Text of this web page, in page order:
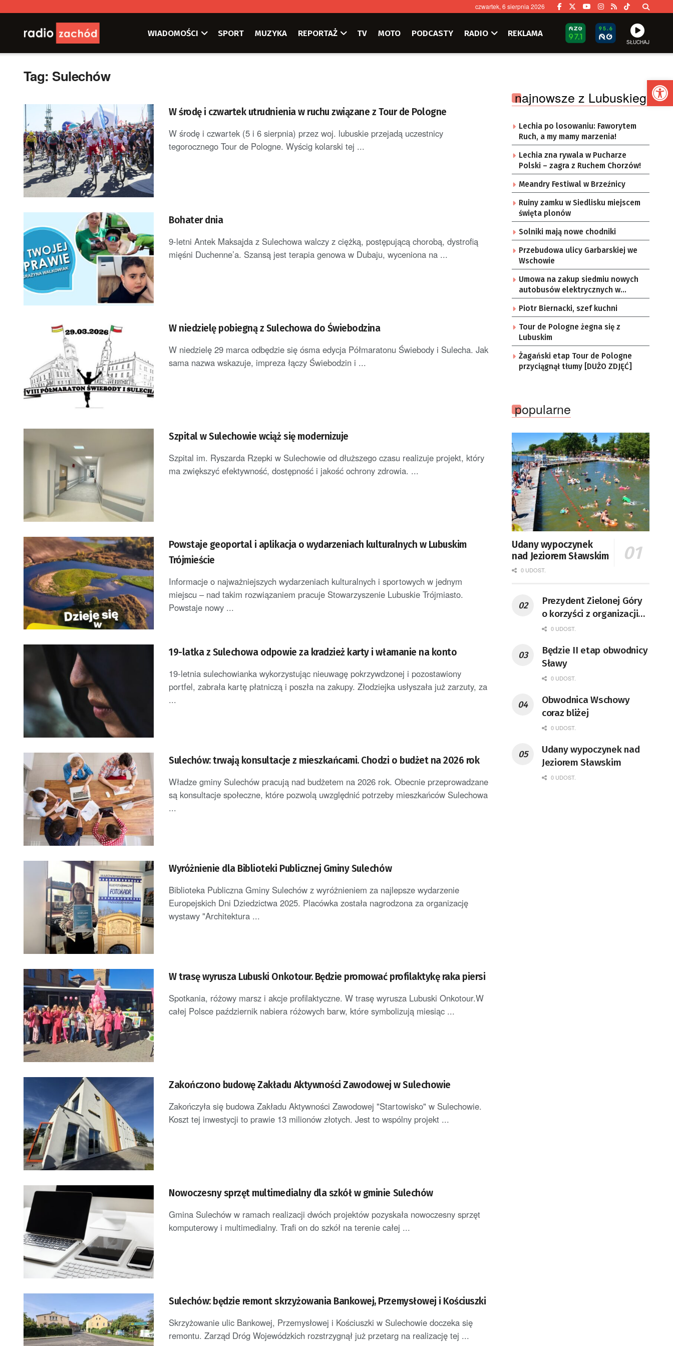
czwartek, 6 sierpnia 2026
WIADOMOŚCI SPORT MUZYKA REPORTAŻ TV MOTO PODCASTY RADIO REKLAMA
SŁUCHAJ
Tag: Sulechów
W środę i czwartek utrudnienia w ruchu związane z Tour de Pologne
W środę i czwartek (5 i 6 sierpnia) przez woj. lubuskie przejadą uczestnicy
tegorocznego Tour de Pologne. Wyścig kolarski tej ...
Bohater dnia
9-letni Antek Maksajda z Sulechowa walczy z ciężką, postępującą chorobą, dystrofią
mięśni Duchenne’a. Szansą jest terapia genowa w Dubaju, wyceniona na ...
W niedzielę pobiegną z Sulechowa do Świebodzina
W niedzielę 29 marca odbędzie się ósma edycja Półmaratonu Świebody i Sulecha. Jak
sama nazwa wskazuje, impreza łączy Świebodzin i ...
Szpital w Sulechowie wciąż się modernizuje
Szpital im. Ryszarda Rzepki w Sulechowie od dłuższego czasu realizuje projekt, który
ma zwiększyć efektywność, dostępność i jakość ochrony zdrowia. ...
Powstaje geoportal i aplikacja o wydarzeniach kulturalnych w Lubuskim
Trójmieście
Informacje o najważniejszych wydarzeniach kulturalnych i sportowych w jednym
miejscu – nad takim rozwiązaniem pracuje Stowarzyszenie Lubuskie Trójmiasto.
Powstaje nowy ...
19-latka z Sulechowa odpowie za kradzież karty i włamanie na konto
19-letnia sulechowianka wykorzystując nieuwagę pokrzywdzonej i pozostawiony
portfel, zabrała kartę płatniczą i poszła na zakupy. Złodziejka usłyszała już zarzuty, za
...
Sulechów: trwają konsultacje z mieszkańcami. Chodzi o budżet na 2026 rok
Władze gminy Sulechów pracują nad budżetem na 2026 rok. Obecnie przeprowadzane
są konsultacje społeczne, które pozwolą uwzględnić potrzeby mieszkańców Sulechowa
...
Wyróżnienie dla Biblioteki Publicznej Gminy Sulechów
Biblioteka Publiczna Gminy Sulechów z wyróżnieniem za najlepsze wydarzenie
Europejskich Dni Dziedzictwa 2025. Placówka została nagrodzona za organizację
wystawy "Architektura ...
W trasę wyrusza Lubuski Onkotour. Będzie promować profilaktykę raka piersi
Spotkania, różowy marsz i akcje profilaktyczne. W trasę wyrusza Lubuski Onkotour.W
całej Polsce październik nabiera różowych barw, które symbolizują miesiąc ...
Zakończono budowę Zakładu Aktywności Zawodowej w Sulechowie
Zakończyła się budowa Zakładu Aktywności Zawodowej "Startowisko" w Sulechowie.
Koszt tej inwestycji to prawie 13 milionów złotych. Jest to wspólny projekt ...
Nowoczesny sprzęt multimedialny dla szkół w gminie Sulechów
Gmina Sulechów w ramach realizacji dwóch projektów pozyskała nowoczesny sprzęt
komputerowy i multimedialny. Trafi on do szkół na terenie całej ...
Sulechów: będzie remont skrzyżowania Bankowej, Przemysłowej i Kościuszki
Skrzyżowanie ulic Bankowej, Przemysłowej i Kościuszki w Sulechowie doczeka się
remontu. Zarząd Dróg Wojewódzkich rozstrzygnął już przetarg na realizację tej ...
najnowsze z Lubuskiego
Lechia po losowaniu: Faworytem
Ruch, a my mamy marzenia!
Lechia zna rywala w Pucharze
Polski – zagra z Ruchem Chorzów!
Meandry Festiwal w Brzeźnicy
Ruiny zamku w Siedlisku miejscem
święta plonów
Solniki mają nowe chodniki
Przebudowa ulicy Garbarskiej we
Wschowie
Umowa na zakup siedmiu nowych
autobusów elektrycznych w
Zielonej Górze
Piotr Biernacki, szef kuchni
Tour de Pologne żegna się z
Lubuskim
Żagański etap Tour de Pologne
przyciągnął tłumy [DUŻO ZDJĘĆ]
popularne
Udany wypoczynek
nad Jeziorem Sławskim
0 UDOST.
Prezydent Zielonej Góry
o korzyści z organizacji
mety Tour de Pologne
0 UDOST.
Będzie II etap obwodnicy
Sławy
0 UDOST.
Obwodnica Wschowy
coraz bliżej
0 UDOST.
Udany wypoczynek nad
Jeziorem Sławskim
0 UDOST.